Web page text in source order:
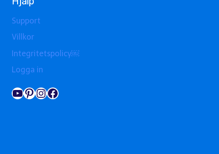
Support
Villkor
Integritetspolicy￼
Logga in
YouTube
Pinterest
Instagram
Facebook